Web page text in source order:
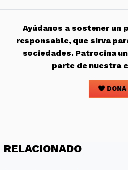
Ayúdanos a sostener un
responsable, que sirva
sociedades. Patrocina
parte de nuestra
DONA
RELACIONADO